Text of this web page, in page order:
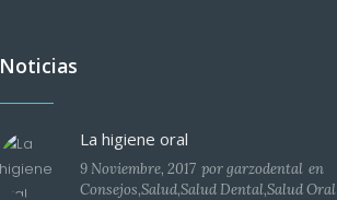
Noticias
La higiene oral
9 Noviembre, 2017 porgarzodental en
Consejos,Salud,Salud Dental,Salud Oral